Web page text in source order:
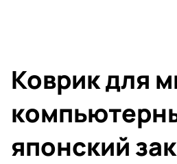
Коврик для
японский